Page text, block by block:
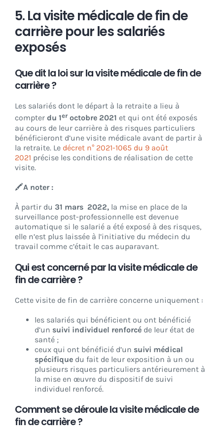
5. La visite médicale de fin de
carrière pour les salariés
exposés
Que dit la loi sur la visite médicale de fin de
carrière ?
Les salariés dont le départ à la retraite a lieu à
compter du 1er octobre 2021 et qui ont été exposés
au cours de leur carrière à des risques particuliers
bénéficieront d’une visite médicale avant de partir à
la retraite. Le décret n° 2021-1065 du 9 août
2021 précise les conditions de réalisation de cette
visite.
🖍️A noter :
À partir du 31 mars 2022, la mise en place de la
surveillance post-professionnelle est devenue
automatique si le salarié a été exposé à des risques,
elle n’est plus laissée à l’initiative du médecin du
travail comme c’était le cas auparavant.
Qui est concerné par la visite médicale de
fin de carrière ?
Cette visite de fin de carrière concerne uniquement :
les salariés qui bénéficient ou ont bénéficié
d’un suivi individuel renforcé de leur état de
santé ;
ceux qui ont bénéficié d’un suivi médical
spécifique du fait de leur exposition à un ou
plusieurs risques particuliers antérieurement à
la mise en œuvre du dispositif de suivi
individuel renforcé.
Comment se déroule la visite médicale de
fin de carrière ?